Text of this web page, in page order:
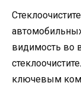
видимость во
ключевым